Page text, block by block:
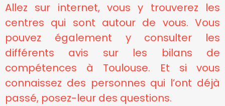
Allez sur internet, vous y trouverez les
centres qui sont autour de vous. Vous
pouvez également y consulter les
différents avis sur les bilans de
compétences à Toulouse. Et si vous
connaissez des personnes qui l’ont déjà
passé, posez-leur des questions.
fonction de
le site Web
est utilisé.
Experience
Afin que notre
fonctionne